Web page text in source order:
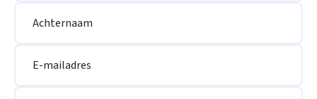
Achternaam
E-mailadres